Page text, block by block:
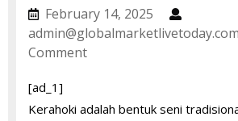
February 14, 2025 February
14,
admin@globalmarketlivetoday.com
Comment
[ad_1]
Kerahoki adalah bentuk seni